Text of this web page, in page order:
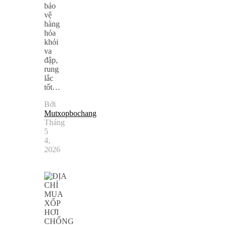
bảo
vệ
hàng
hóa
khỏi
va
đập,
rung
lắc
tốt…
Bởi
Mutxopbochang
Tháng
5
4,
2026